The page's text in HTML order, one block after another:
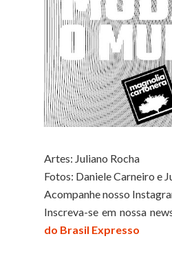
Artes: Juliano Rocha
Fotos: Daniele Carneiro e
Acompanhe nosso
Inscreva-se em nossa
do Brasil Expresso